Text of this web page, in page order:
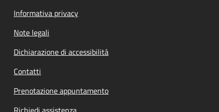
Informativa privacy
Note legali
Dichiarazione di accessibilità
Contatti
Prenotazione appuntamento